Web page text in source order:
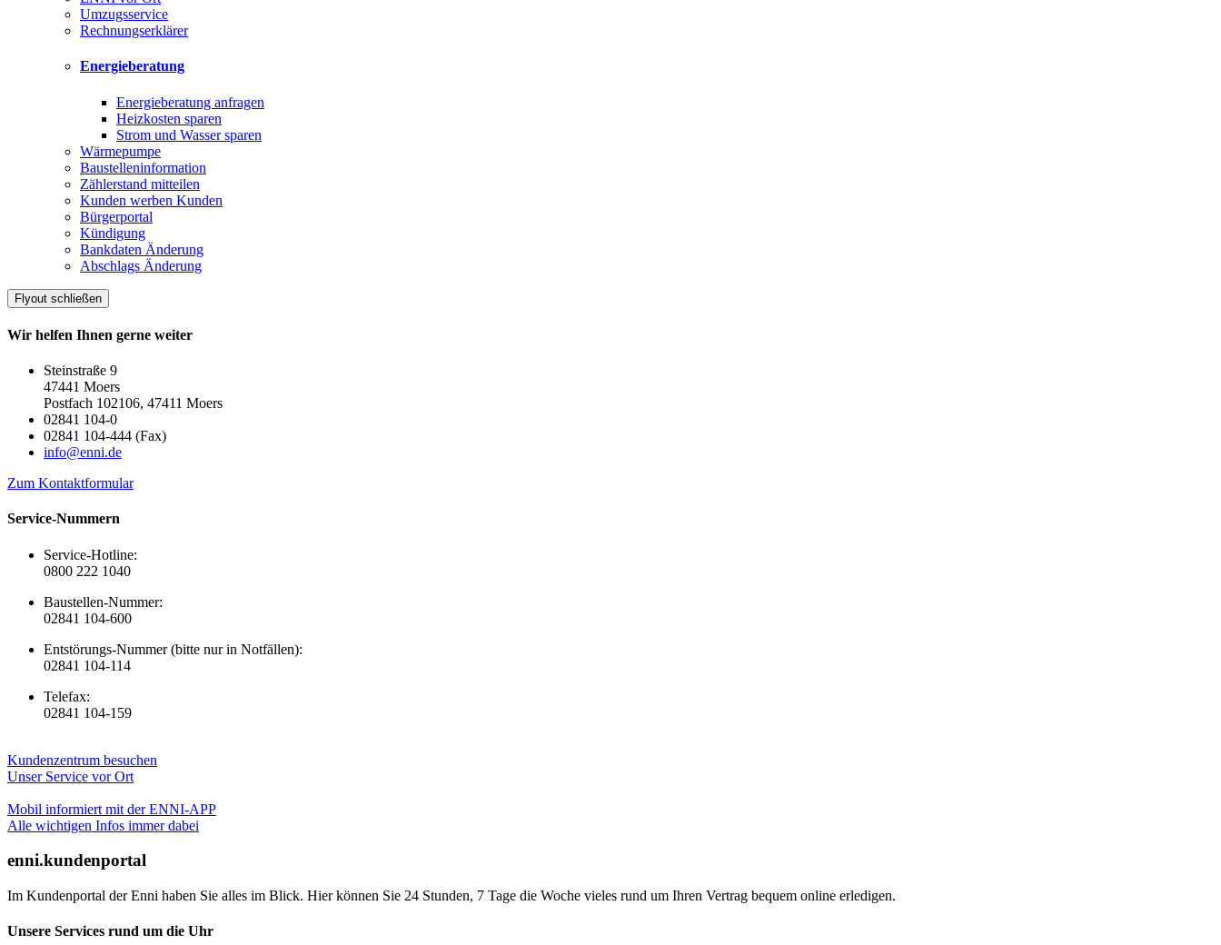
Umzugsservice
Rechnungserklärer
Energieberatung
Energieberatung anfragen
Heizkosten sparen
Strom und Wasser sparen
Wärmepumpe
Baustelleninformation
Zählerstand mitteilen
Kunden werben Kunden
Bürgerportal
Kündigung
Bankdaten Änderung
Abschlags Änderung
Flyout schließen
Wir helfen Ihnen gerne weiter
Steinstraße 9
47441 Moers
Postfach 102106, 47411 Moers
02841 104-0
02841 104-444 (Fax)
info@enni.de
Zum Kontaktformular
Service-Nummern
Service-Hotline:
0800 222 1040
Baustellen-Nummer:
02841 104-600
Entstörungs-Nummer (bitte nur in Notfällen):
02841 104-114
Telefax:
02841 104-159
Kundenzentrum besuchen
Unser Service vor Ort
Mobil informiert mit der ENNI-APP
Alle wichtigen Infos immer dabei
enni.kundenportal
Im Kundenportal der Enni haben Sie alles im Blick. Hier können Sie 24 Stunden, 7 Tage die Woche vieles rund um Ihren Vertrag bequem online erledigen.
Unsere Services rund um die Uhr